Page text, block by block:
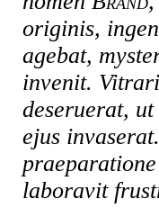
originis,
agebat,
invenit.
deseruerat,
ejus
laboravit